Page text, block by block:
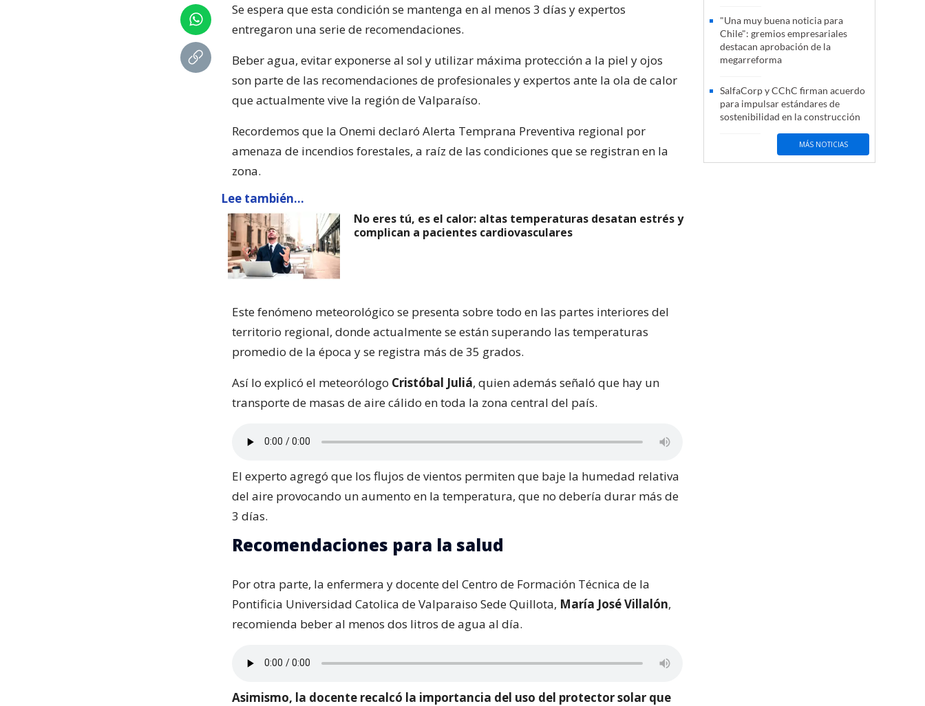
Se espera que esta condición se mantenga en al menos 3 días y expertos
entregaron una serie de recomendaciones.
Beber agua, evitar exponerse al sol y utilizar máxima protección a la piel y ojos
son parte de las recomendaciones de profesionales y expertos ante la ola de calor
que actualmente vive la región de Valparaíso.
Recordemos que la Onemi declaró Alerta Temprana Preventiva regional por
amenaza de incendios forestales, a raíz de las condiciones que se registran en la
zona.
Lee también...
No eres tú, es el calor: altas temperaturas desatan estrés y
complican a pacientes cardiovasculares
Este fenómeno meteorológico se presenta sobre todo en las partes interiores del
territorio regional, donde actualmente se están superando las temperaturas
promedio de la época y se registra más de 35 grados.
Así lo explicó el meteorólogo Cristóbal Juliá, quien además señaló que hay un
transporte de masas de aire cálido en toda la zona central del país.
El experto agregó que los flujos de vientos permiten que baje la humedad relativa
del aire provocando un aumento en la temperatura, que no debería durar más de
3 días.
Recomendaciones para la salud
Por otra parte, la enfermera y docente del Centro de Formación Técnica de la
Pontificia Universidad Catolica de Valparaiso Sede Quillota, María José Villalón,
recomienda beber al menos dos litros de agua al día.
Asimismo, la docente recalcó la importancia del uso del protector solar que
"Una muy buena noticia para
Chile": gremios empresariales
destacan aprobación de la
megarreforma
SalfaCorp y CChC firman acuerdo
para impulsar estándares de
sostenibilidad en la construcción
MÁS NOTICIAS